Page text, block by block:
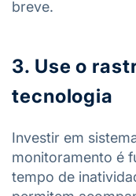
breve.
3. Use o
tecnologia
Investir em
monitoramento é
tempo de